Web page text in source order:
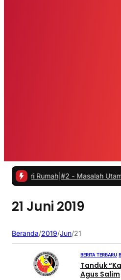
Rumah| #2 -Masalah Utama
21 Juni 2019
Beranda/2019/Jun/21
BERITA TERBARU
Tanduk
Agus Salim